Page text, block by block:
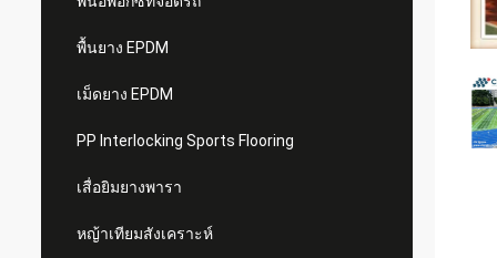
พื้นยาง EPDM
เม็ดยาง EPDM
PP Interlocking Sports Flooring
เสื่อยิมยางพารา
หญ้าเทียมสังเคราะห์